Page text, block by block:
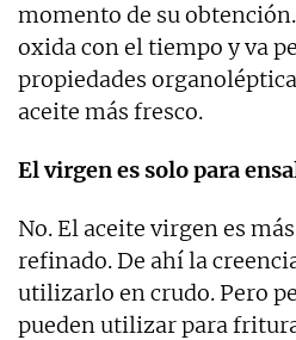
momento de su
oxida con el tiempo y va
propiedades
aceite más fresco.
El virgen es solo para
No. El aceite virgen es
refinado. De ahí la
utilizarlo en crudo. Pero
pueden utilizar para